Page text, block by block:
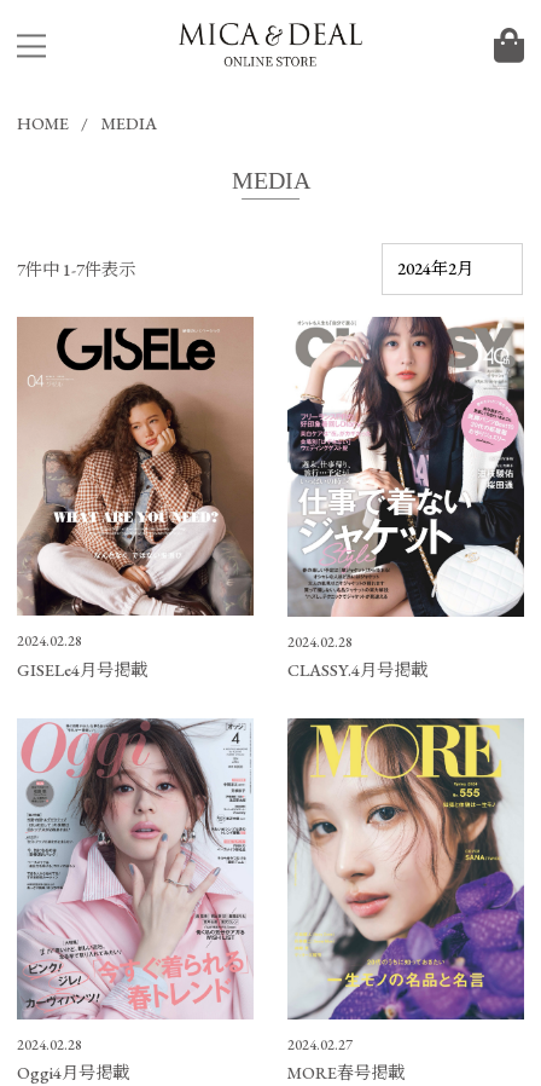
HOME MEDIA
MEDIA
7件中 1-7件表示
2024.02.28
GISELe4月号掲載
2024.02.28
CLASSY.4月号掲載
2024.02.28
Oggi4月号掲載
2024.02.27
MORE春号掲載